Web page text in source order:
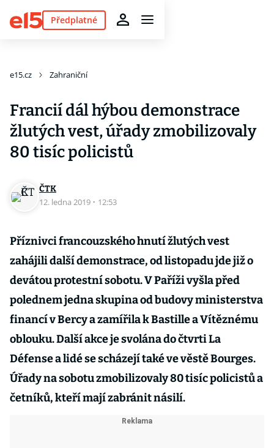
Předplatné
e15.cz Zahraniční
Francií dál hýbou demonstrace
žlutých vest, úřady zmobilizovaly
80 tisíc policistů
ČTK
12. ledna 2019 · 12:53
Příznivci francouzského hnutí žlutých vest
zahájili další demonstrace, od listopadu jde již o
devátou protestní sobotu. V Paříži vyšla před
polednem jedna skupina od budovy ministerstva
financí v Bercy a zamířila k Bastille a Vítěznému
oblouku. Další akce je svolána do čtvrti La
Défense a lidé se scházejí také ve věstě Bourges.
Úřady na sobotu zmobilizovaly 80 tisíc policistů a
četníků, kteří mají zabránit násilí.